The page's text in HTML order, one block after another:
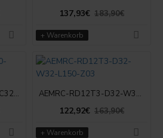
137,93€ 183,90€
+ Warenkorb
AEMRC-RD12T3-D40-C32-L250-Z02 AEMRC-RD12T3-D32-W32-L150-Z03
122,92€ 163,90€
+ Warenkorb